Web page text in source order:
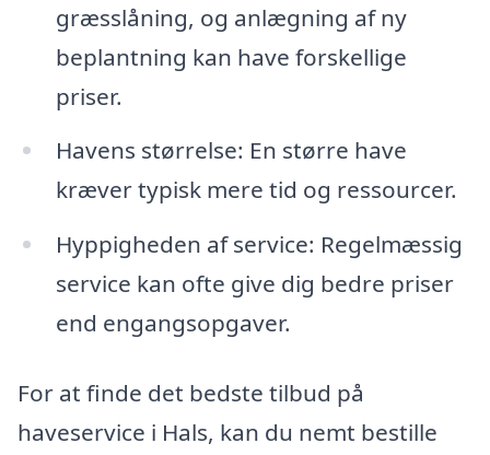
græsslåning, og anlægning af ny
beplantning kan have forskellige
priser.
Havens størrelse: En større have
kræver typisk mere tid og ressourcer.
Hyppigheden af service: Regelmæssig
service kan ofte give dig bedre priser
end engangsopgaver.
For at finde det bedste tilbud på
haveservice i Hals, kan du nemt bestille